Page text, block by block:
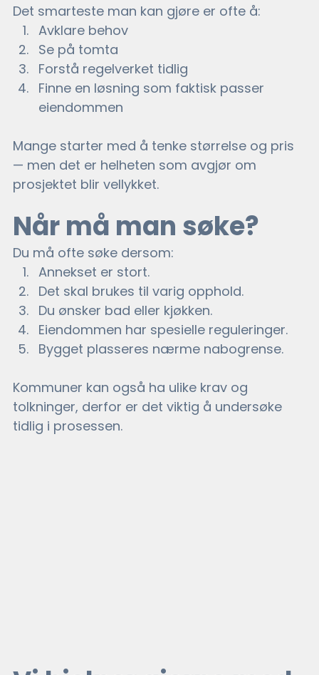
Det smarteste man kan gjøre er ofte å:
Avklare behov
Se på tomta
Forstå regelverket tidlig
Finne en løsning som faktisk passer
eiendommen
Mange starter med å tenke størrelse og pris
— men det er helheten som avgjør om
prosjektet blir vellykket.
Når må man søke?
Du må ofte søke dersom:
Annekset er stort.
Det skal brukes til varig opphold.
Du ønsker bad eller kjøkken.
Eiendommen har spesielle reguleringer.
Bygget plasseres nærme nabogrense.
Kommuner kan også ha ulike krav og
tolkninger, derfor er det viktig å undersøke
tidlig i prosessen.